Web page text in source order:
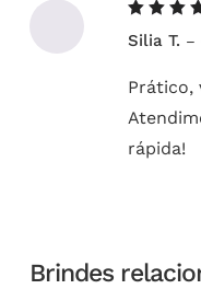
5de 5
Silia T. –
Prático,
rápida!
Brindes